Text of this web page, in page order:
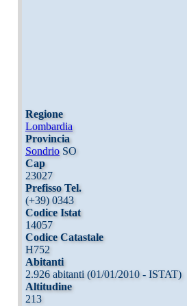
Regione
Lombardia
Provincia
SondrioSO
Cap
23027
Prefisso Tel.
(+39) 0343
Codice Istat
14057
Codice Catastale
H752
Abitanti
2.926 abitanti (01/01/2010 - ISTAT)
Altitudine
213